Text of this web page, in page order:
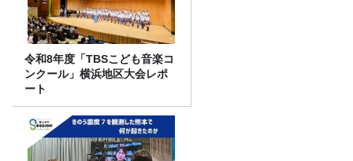
令和8年度「TBSこども音楽コ
ンクール」横浜地区大会レポ
ート